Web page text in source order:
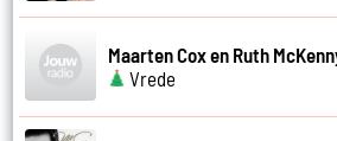
Maarten Cox en Ruth
Vrede